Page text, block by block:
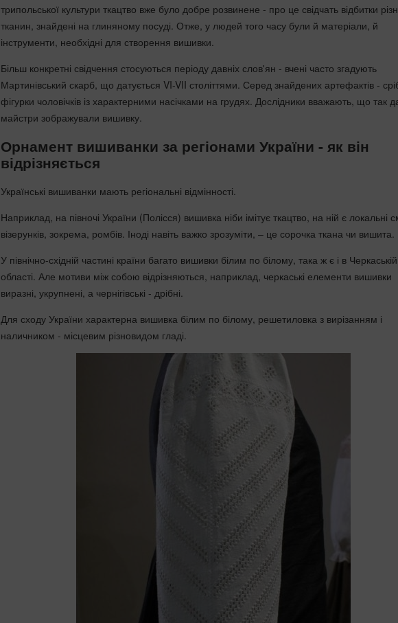
трипольської культури ткацтво вже було добре розвинене - про це свідчать відбитки
тканин, знайдені на глиняному посуді. Отже, у людей того часу були й матеріали, й
інструменти, необхідні для створення вишивки.
Більш конкретні свідчення стосуються періоду давніх слов'ян - вчені часто згадують
Мартинівський скарб, що датується VI-VII століттями. Серед знайдених артефактів -
фігурки чоловічків із характерними насічками на грудях. Дослідники вважають, що так
майстри зображували вишивку.
Орнамент вишиванки за регіонами України - як він
відрізняється
Українські вишиванки мають регіональні відмінності.
Наприклад, на півночі України (Полісся) вишивка ніби імітує ткацтво, на ній є локальні
візерунків, зокрема, ромбів. Іноді навіть важко зрозуміти, – це сорочка ткана чи вишита.
У північно-східній частині країни багато вишивки білим по білому, така ж є і в Черкаській
області. Але мотиви між собою відрізняються, наприклад, черкаські елементи вишивки
виразні, укрупнені, а чернігівські - дрібні.
Для сходу України характерна вишивка білим по білому, решетиловка з вирізанням і
наличником - місцевим різновидом гладі.